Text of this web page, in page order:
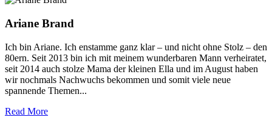
Ariane Brand
Ich bin Ariane. Ich enstamme ganz klar – und nicht ohne Stolz – den
80ern. Seit 2013 bin ich mit meinem wunderbaren Mann verheiratet,
seit 2014 auch stolze Mama der kleinen Ella und im August haben
wir nochmals Nachwuchs bekommen und somit viele neue
spannende Themen...
Read More